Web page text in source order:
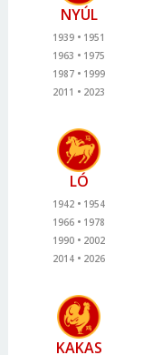
NYÚL
1939
1951
1963
1975
1987
1999
2011
2023
LÓ
1942
1954
1966
1978
1990
2002
2014
2026
KAKAS